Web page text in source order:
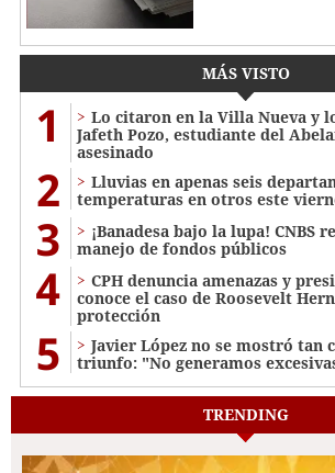
MÁS VISTO
1
Lo citaron en la Villa Nueva y
Jafeth Pozo, estudiante del
asesinado
2
Lluvias en apenas seis
temperaturas en otros este
3
¡Banadesa bajo la lupa! CNBS
manejo de fondos públicos
4
CPH denuncia amenazas y
conoce el caso de Roosevelt
protección
5
Javier López no se mostró tan
triunfo: "No generamos
TRENDING